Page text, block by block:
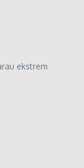
ekstrem